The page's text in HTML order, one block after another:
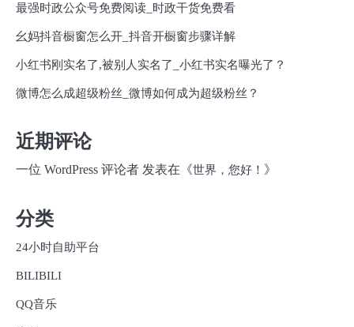
最强时政公众号免费阅读_时政干货免费看
幺妈抖音橱窗怎么开_抖音开橱窗步骤详解
小红书刚实名了,被别人实名了_小红书实名曝光了？
微博怎么成超级粉丝_微博如何成为超级粉丝？
近期评论
一位 WordPress 评论者 发表在《世界，您好！ 》
分类
24小时自助平台
BILIBILI
QQ音乐